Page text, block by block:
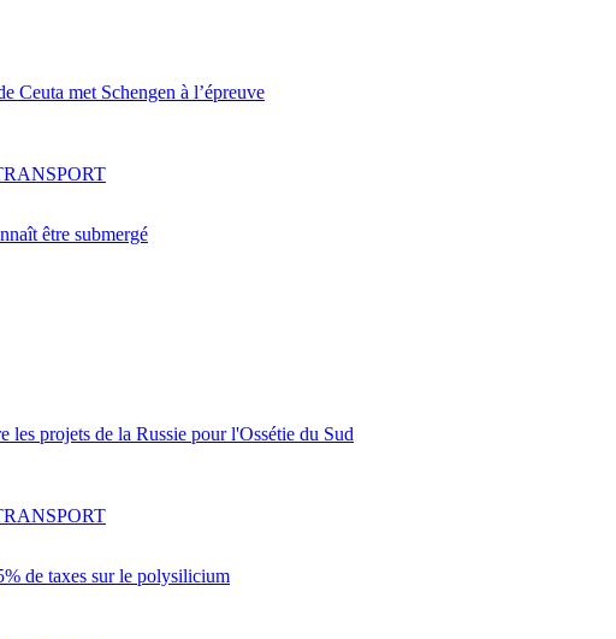
Ceuta met Schengen à l’épreuve
être submergé
les projets de la Russie pour l'Ossétie du Sud
de taxes sur le polysilicium